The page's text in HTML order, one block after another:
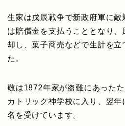
生家は戊辰戦争で新政府軍に
は賠償金を支払うこととなり、
却し、菓子商売などで生計を立
た。
敬は1872年家が盗難にあった
カトリック神学校に入り、翌
名を受けています。